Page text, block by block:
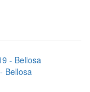
Bellosa